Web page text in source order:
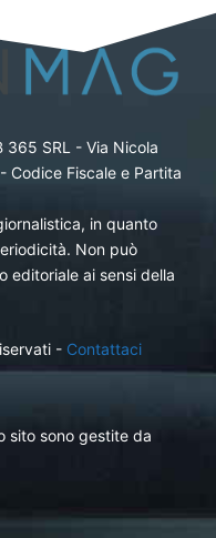
365 SRL - Via Nicola
Codice Fiscale e Partita
in quanto
Non può
editoriale ai sensi della
- Contattaci
sito sono gestite da